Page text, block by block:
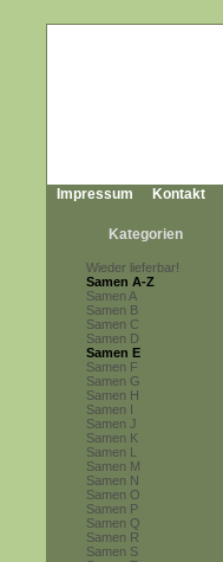
Impressum Kontakt
Kategorien
Wieder lieferbar!
Samen A-Z
Samen A
Samen B
Samen C
Samen D
Samen E
Samen F
Samen G
Samen H
Samen I
Samen J
Samen K
Samen L
Samen M
Samen N
Samen O
Samen P
Samen Q
Samen R
Samen S